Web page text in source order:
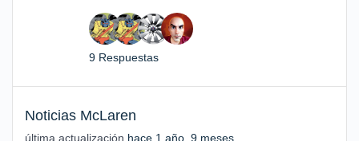
9 Respuestas
Noticias McLaren
última actualización hace 1 año, 9 meses